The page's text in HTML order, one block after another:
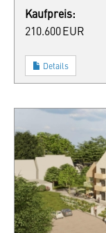
Kaufpreis:
210.600 EUR
Details